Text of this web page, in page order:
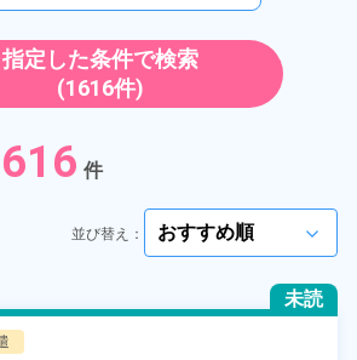
派遣社員
紹介予定派遣
契約社員
アルバイト・パート
指定した条件で検索
(1616件)
件
並び替え： arrow_forward_ios
未読